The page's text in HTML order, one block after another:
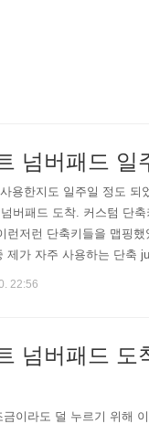
넘버패드 일
용한지도 일주일 정도 되
버패드 도착. 커스텀 단
저런 단축키들을 맵핑
가 자주 사용하는 단축
a/BQUYS (이 링크
22:56
넘버패드 도
이라도 덜 누르기 위해